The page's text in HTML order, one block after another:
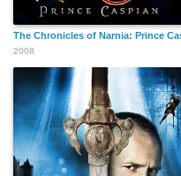
The Chronicles of Narnia: Prince
2008